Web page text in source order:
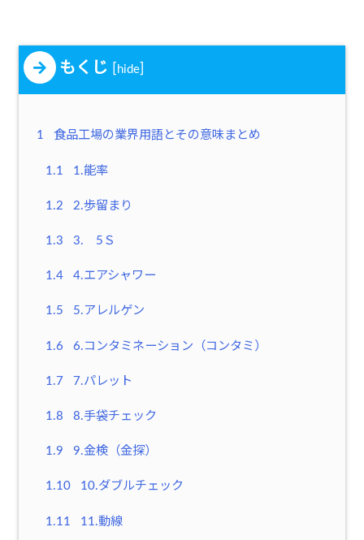
もくじ hide
1 食品工場の業界用語とその意味まとめ
1.1 1.能率
1.2 2.歩留まり
1.3 3. 5Ｓ
1.4 4.エアシャワー
1.5 5.アレルゲン
1.6 6.コンタミネーション（コンタミ）
1.7 7.パレット
1.8 8.手袋チェック
1.9 9.金検（金探）
1.10 10.ダブルチェック
1.11 11.動線